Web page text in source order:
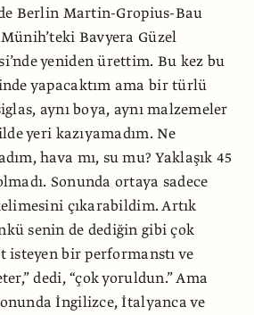
Berlin Martin-Gropius-Bau
Münih’teki Bavyera Güzel
yeniden ürettim. Bu kez bu
yapacaktım ama bir türlü
aynı boya, aynı malzemeler
yeri kazıyamadım. Ne
hava mı, su mu? Yaklaşık 45
Sonunda ortaya sadece
çıkarabildim. Artık
senin de dediğin gibi çok
isteyen bir performanstı ve
dedi, “çok yoruldun.” Ama
İngilizce, İtalyanca ve